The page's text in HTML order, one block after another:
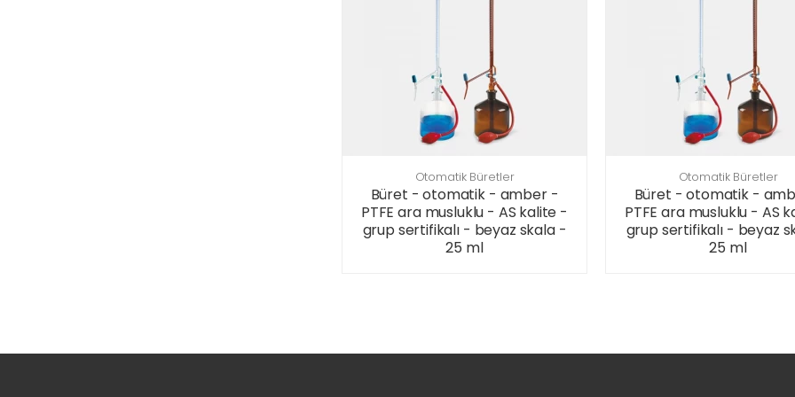
Otomatik Büretler
Büret - otomatik - amber -
PTFE ara musluklu - AS kalite -
grup sertifikalı - beyaz skala -
25 ml
Otomatik Büretler
Büret - otomatik -
PTFE ara musluklu - AS
grup sertifikalı - beyaz
25 ml